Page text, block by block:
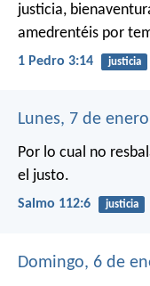
justicia,
amedrentéis por
1 Pedro 3:14 justicia
Lunes, 7 de
Por lo cual no
el justo.
Salmo 112:6 justicia
Domingo, 6 de